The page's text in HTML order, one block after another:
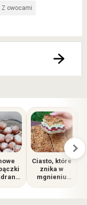
Z owocami
Ciasto, które
znika w
mgnieniu
kruche ze